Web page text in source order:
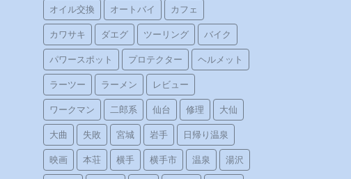
オイル交換 オートバイ カフェ
カワサキ ダエグ ツーリング バイク
パワースポット プロテクター ヘルメット
ラーツー ラーメン レビュー
ワークマン 二郎系 仙台 修理 大仙
大曲 失敗 宮城 岩手 日帰り温泉
映画 本荘 横手 横手市 温泉 湯沢